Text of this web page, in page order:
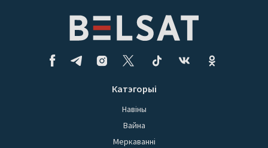
Катэгорыі
Навіны
Вайна
Меркаванні